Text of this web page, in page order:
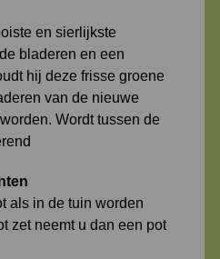
en sierlijkste
bladeren en een
hij deze frisse groene
van de nieuwe
Wordt tussen de
als in de tuin worden
zet neemt u dan een pot